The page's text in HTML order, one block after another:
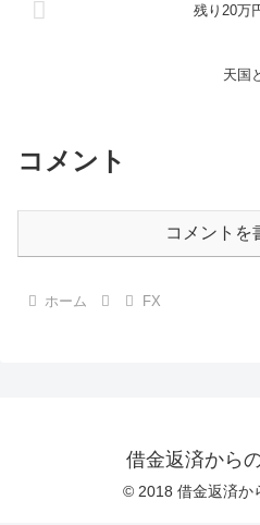
残り20万
天国
コメント
コメントを
ホーム FX
借金返済から
© 2018 借金返済か